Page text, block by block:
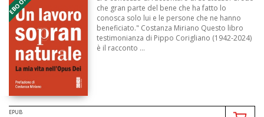
che gran parte del bene che ha fatto lo
conosca solo lui e le persone che ne hanno
beneficiato." Costanza Miriano Questo libro
testimonianza di Pippo Corigliano (1942-2024)
è il racconto ...
EPUB